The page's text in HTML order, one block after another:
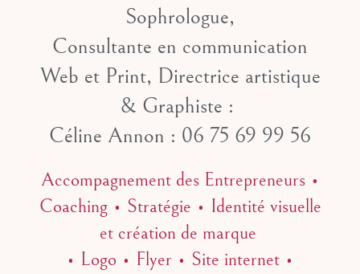
Sophrologue,
Consultante en communication
Web et Print, Directrice artistique
& Graphiste :
Céline Annon : 06 75 69 99 56
Accompagnement des Entrepreneurs •
Coaching • Stratégie • Identité visuelle
et création de marque
• Logo • Flyer • Site internet •